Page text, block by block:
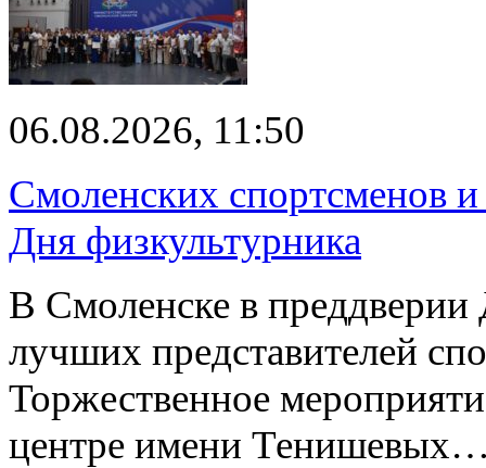
06.08.2026, 11:50
Смоленских спортсменов
Дня физкультурника
В Смоленске в преддверии
лучших представителей
Торжественное
центре имени